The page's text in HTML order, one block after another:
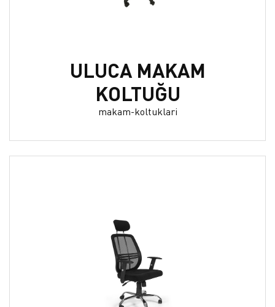
ULUCA MAKAM
KOLTUĞU
makam-koltuklari